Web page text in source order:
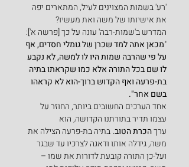
'רע' בשמות המצוינים לעיל, המתארים יפה
את אישיותו של משה ואת מעשיו?
המדרש ב'שמות-רבה' עונה על כך [פרשה א']:
"מכאן אתה למד שכרן של גומלי חסדים, אף
על פי שהרבה שמות היו לו למשה, לא נקבע
לו שם בכל התורה אלא כמו שקראתו בתיה
בת-פרעה ואף הקדוש ברוך-הוא לא קראהו
בשם אחר".
אחד הערכים החשובים ביותר, החוזר על
עצמו תדיר בתורתנו הקדושה, הוא
ערך הכרת הטוב. בתיה בת-פרעה הצילה את
משה, גידלה אותו ודאגה לצרכיו עד שבגר
ועל-כן התורה קובעת לדורות את שמו –